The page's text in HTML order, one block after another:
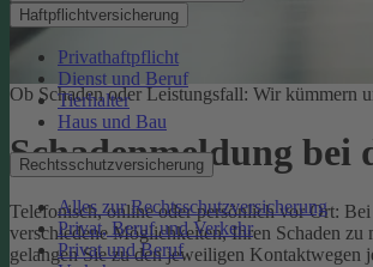
Haftpflichtversicherung
Privathaftpflicht
Dienst und Beruf
Tierhalter
Haus und Bau
Rechtsschutzversicherung
Alles zur Rechtsschutzversicherung
Privat, Beruf und Verkehr
Privat und Beruf
Ob Schaden oder Leistungsfall: Wir kümmern
Schadenmeldung bei
Telefonisch, online oder persönlich vor Ort: Bei
verschiedene Möglichkeiten, Ihren Schaden zu
gelangen Sie zu den jeweiligen Kontaktwegen